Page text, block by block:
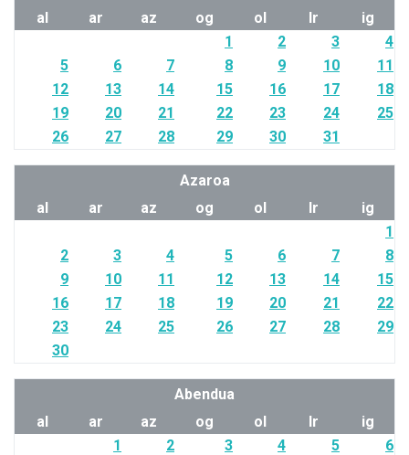
al
ar az og ol lr
ig
1
2 3
4
5
6 7 8 9 10
11
12
13 14 15 16 17
18
19
20 21 22 23 24
25
26
27 28 29 30 31
Azaroa
al
ar az og ol lr
ig
1
2
3 4 5 6 7
8
9
10 11 12 13 14
15
16
17 18 19 20 21
22
23
24 25 26 27 28
29
30
Abendua
al
ar az og ol lr
ig
1
2 3 4 5
6